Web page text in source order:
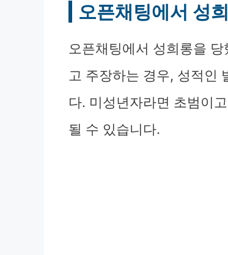
오픈채팅에서 성
오픈채팅에서 성희롱을
고 주장하는 경우, 성적인
다. 미성년자라면 초범이
될 수 있습니다.